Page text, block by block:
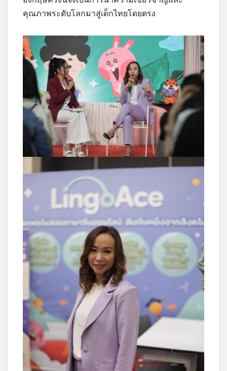
คุณภาพระดับโลกมาสู่เด็กไทยโดยตรง